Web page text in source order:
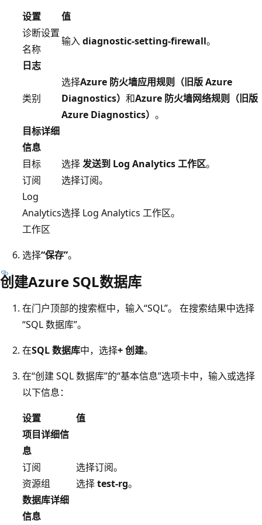
设置
值
诊断设置
名称
输入diagnostic-setting-firewall。
日志
类别
选择Azure 防火墙应用规则（旧版 Azure
Diagnostics） 和Azure 防火墙网络规则（旧版
Azure Diagnostics） 。
目标详细
信息
目标
选择发送到 Log Analytics 工作区。
订阅
选择订阅。
Log
Analytics
工作区
选择 Log Analytics 工作区。
选择“保存”。
创建Azure SQL数据库
在门户顶部的搜索框中，输入“SQL”。 在搜索结果中选择
“SQL 数据库”。
在SQL 数据库中，选择+ 创建。
在“创建 SQL 数据库”的“基本信息”选项卡中，输入或选择
以下信息：
设置
值
项目详细信
息
订阅
选择订阅。
资源组
选择test-rg。
数据库详细
信息